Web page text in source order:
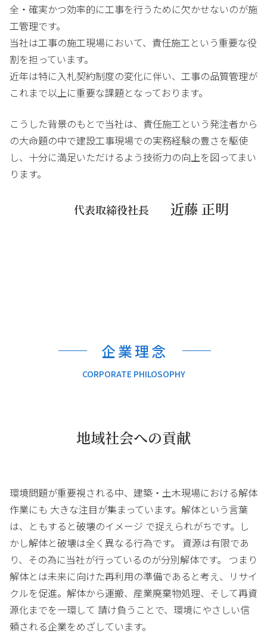
全・確実かつ効率的に工事を行うために欠かせないのが施
工管理です。
当社は工事の施工現場において、責任施工という重要な役
割を担っています。
近年は特に入札契約制度の変化に伴い、工事の品質管理が
これまで以上に重要な課題となっております。
こうした背景のもとで当社は、責任施工という発注者から
の大命題の中で建設工事現場での実務経験の豊さを駆使
し、十分に満足いただけるよう技術力の向上を図ってまい
ります。
代表取締役社長 近藤 正明
企業理念
CORPORATE PHILOSOPHY
地域社会への貢献
環境問題が重要視される中、建築・土木現場における解体
作業にも 大きな注目が集まっています。解体という言葉
は、ともすると破壊のイメージ で捉えられがちです。し
かし解体と破壊は全く異なる行為です。 資源は有限であ
り、その為に当社が行っているのが分別解体です。 つまり
解体とは未来に向けた再利用の準備であると考え、リサイ
クルを促進。解体から運搬、産業廃棄物処理、そして再資
源化までを一環して 請け負うことで、環境にやさしい信
頼される企業をめざしています。